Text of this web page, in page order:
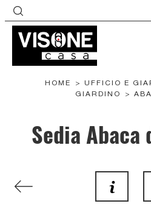
HOME > UFFICIO E
GIARDINO
>
Sedia